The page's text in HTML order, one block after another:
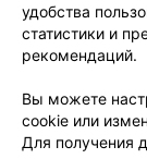
удобства
статистики и
рекомендаций.
Вы можете
cookie или
Для получения